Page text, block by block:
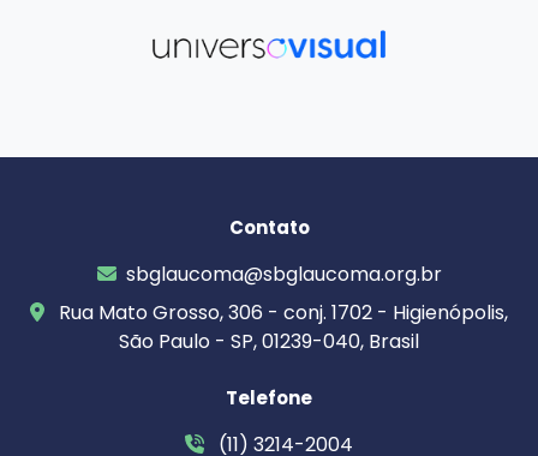
Contato
sbglaucoma@sbglaucoma.org.br
Rua Mato Grosso, 306 - conj. 1702 - Higienópolis,
São Paulo - SP, 01239-040, Brasil
Telefone
(11) 3214-2004